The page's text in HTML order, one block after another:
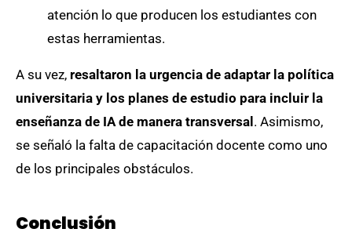
atención lo que producen los estudiantes con
estas herramientas.
A su vez, resaltaron la urgencia de adaptar la política
universitaria y los planes de estudio para incluir la
enseñanza de IA de manera transversal . Asimismo,
se señaló la falta de capacitación docente como uno
de los principales obstáculos.
Conclusión